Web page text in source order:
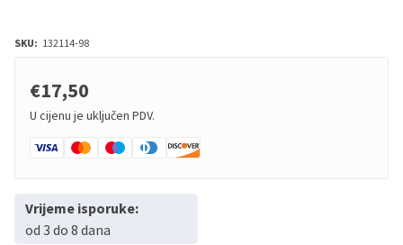
SKU: 132114-98
€17,50
U cijenu je uključen PDV.
Vrijeme isporuke:
od 3 do 8 dana